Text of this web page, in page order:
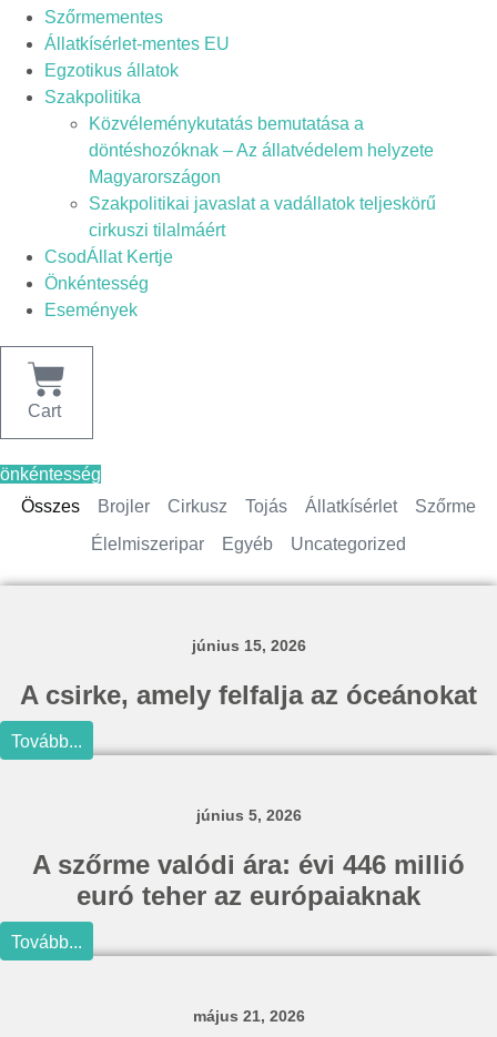
Szőrmementes
Állatkísérlet-mentes EU
Egzotikus állatok
Szakpolitika
Közvéleménykutatás bemutatása a
döntéshozóknak – Az állatvédelem helyzete
Magyarországon
Szakpolitikai javaslat a vadállatok teljeskörű
cirkuszi tilalmáért
CsodÁllat Kertje
Önkéntesség
Események
Cart
önkéntesség
Brojler
Cirkusz Tojás Állatkísérlet
Szőrme
Élelmiszeripar
Egyéb Uncategorized
Összes
június 15, 2026
A csirke, amely felfalja az óceánokat
Tovább...
június 5, 2026
A szőrme valódi ára: évi 446 millió
euró teher az európaiaknak
Tovább...
május 21, 2026